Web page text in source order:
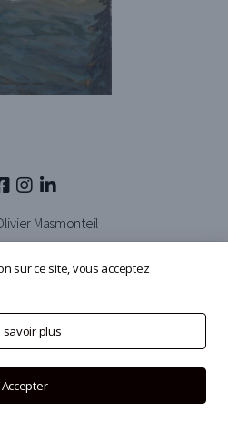
Masmonteil
sur ce site, vous acceptez
savoir plus
Accepter